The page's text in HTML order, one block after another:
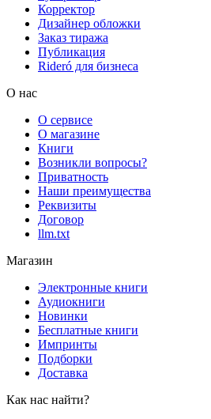
Корректор
Дизайнер обложки
Заказ тиража
Публикация
Rideró для бизнеса
О нас
О сервисе
О магазине
Книги
Возникли вопросы?
Приватность
Наши преимущества
Реквизиты
Договор
llm.txt
Магазин
Электронные книги
Аудиокниги
Новинки
Бесплатные книги
Импринты
Подборки
Доставка
Как нас найти?